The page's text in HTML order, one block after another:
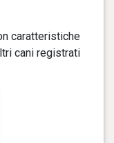
caratteristiche
cani registrati